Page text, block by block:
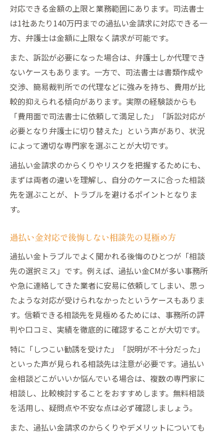
対応できる金額の上限と業務範囲にあります。司法書士
は1社あたり140万円までの過払い金請求に対応できる一
方、弁護士は金額に上限なく請求が可能です。
また、訴訟が必要になった場合は、弁護士しか代理でき
ないケースもあります。一方で、司法書士は書類作成や
交渉、簡易裁判所での代理などに強みを持ち、費用が比
較的抑えられる傾向があります。実際の経験談からも
「費用面で司法書士に依頼して満足した」「訴訟対応が
必要となり弁護士に切り替えた」という声があり、状況
によって適切な専門家を選ぶことが大切です。
過払い金請求のからくりやリスクを把握するためにも、
まずは両者の違いを理解し、自分のケースに合った相談
先を選ぶことが、トラブルを避けるポイントとなりま
す。
過払い金対応で後悔しない相談先の見極め方
過払い金トラブルでよく聞かれる後悔のひとつが「相談
先の選択ミス」です。例えば、過払い金CMが多い事務所
や急に連絡してきた業者に安易に依頼してしまい、思っ
たような対応が受けられなかったというケースもありま
す。信頼できる相談先を見極めるためには、事務所の評
判や口コミ、実績を徹底的に確認することが大切です。
特に「しつこい勧誘を受けた」「説明が不十分だった」
といった声が見られる相談先は注意が必要です。過払い
金相談どこがいいか悩んでいる場合は、複数の専門家に
相談し、比較検討することをおすすめします。無料相談
を活用し、疑問点や不安な点は必ず確認しましょう。
また、過払い金請求のからくりやデメリットについても